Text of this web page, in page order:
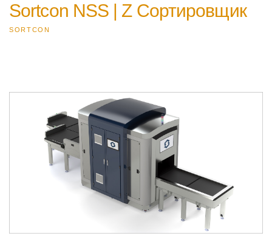
Sortcon NSS | Z Сортировщик
SORTCON